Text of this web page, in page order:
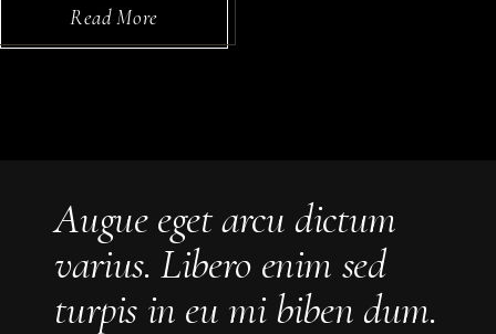
Read More
Augue eget arcu dictum
varius. Libero enim sed
turpis in eu mi biben dum.